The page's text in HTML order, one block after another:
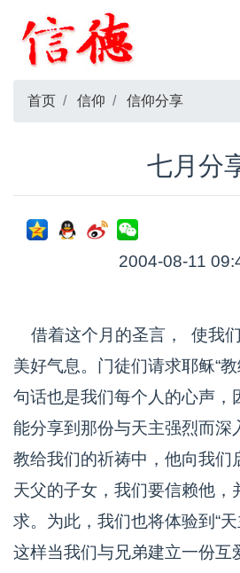
首页 信仰 信仰分享
七月分
2004-08-11
借着这个月的圣言， 使我
美好气息。门徒们请求耶稣“
句话也是我们每个人的心声，
能分享到那份与天主强烈而深
教给我们的祈祷中，他向我们
天父的子女，我们要信赖他，
求。为此，我们也将体验到“天
这样当我们与兄弟建立一份互